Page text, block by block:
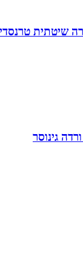
שיטתית
גינוסר